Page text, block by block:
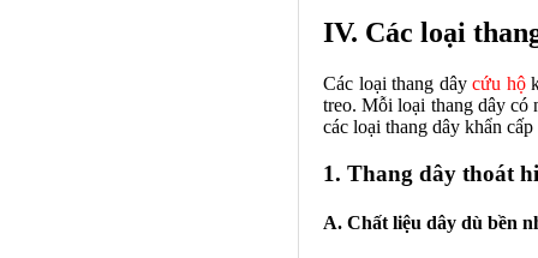
IV. Các loại
Các loại thang dâycứu hộ
treo. Mỗi loại thang dây có
các loại thang dây khẩn
1. Thang dây thoát
A. Chất liệu dây dù bền